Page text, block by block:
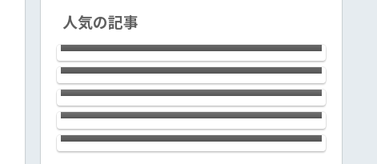
質な極軽モバイルノートです！
【PR】
人気の記事
銀座のサロン エイリッシュガーデ
ン銀座の河原セラピストはお美しく
妖艶でしゃれっ気たっぷり。大満足
のサロンでした！ 心理カウンセラ
ー＋セラピストって凄いんで
す！！ 【PR】
た。健全なタイ古式でちょっぴりメ
ンエスな感じのお店です。会話対応力
バツグン。気分転換に最高ですヨ！
ブログ投稿３か月続けてきた感想
和顔悦色施（わげんえつしきせ）
開き直って別な何かを堂々としてみ
ると、道が開ける